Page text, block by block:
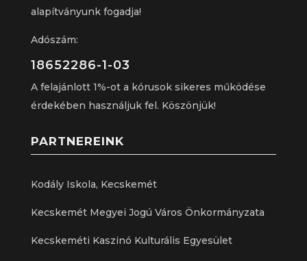
alapítványunk fogadja!
Adószám:
18652286-1-03
A felajánlott 1%-ot a kórusok sikeres működése
érdekében használjuk fel. Köszönjük!
PARTNEREINK
Kodály Iskola, Kecskemét
Kecskemét Megyei Jogú Város Önkormányzata
Kecskeméti Kaszinó Kulturális Egyesület